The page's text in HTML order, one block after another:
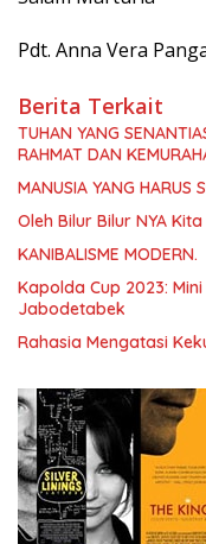
Pdt. Anna Vera
Berita Terkait
TUHAN YANG
RAHMAT DAN
MANUSIA YANG HARUS
Oleh Bilur Bilur NYA
KANIBALISME MODERN.
Kapolda Cup 2023:
Jabodetabek
Rahasia Mengatasi